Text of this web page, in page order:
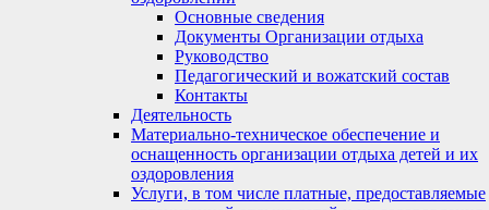
Основные сведения
Документы Организации отдыха
Руководство
Педагогический и вожатский состав
Контакты
Деятельность
Материально-техническое обеспечение и
оснащенность организации отдыха детей и их
оздоровления
Услуги, в том числе платные, предоставляемые